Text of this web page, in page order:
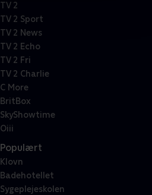
TV 2
TV 2 Sport
TV 2 News
TV 2 Echo
TV 2 Fri
TV 2 Charlie
C More
BritBox
SkyShowtime
Oiii
Populært
Klovn
Badehotellet
Sygeplejeskolen